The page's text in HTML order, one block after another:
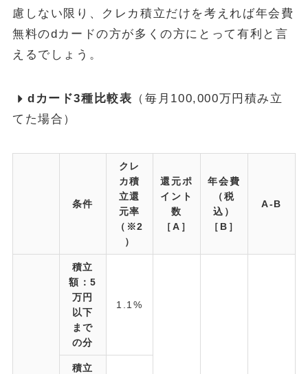
慮しない限り、クレカ積立だけを考えれば年会費
無料のdカードの方が多くの方にとって有利と言
えるでしょう。
d カード3種比較表 （毎月100,000万円積み立
てた場合）
条件
クレ
カ積
立還
元率
（※2
）
還元ポ
イント
数
［A］
年会費
（税
込）
［B］
A-B
積立
額：5
万円
以下
まで
の分
1.1%
積立